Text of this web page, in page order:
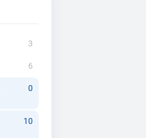
3
6
0
10